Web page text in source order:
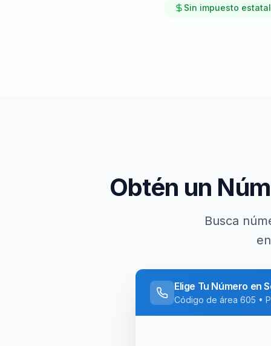
Sin impuesto
Obtén un
Busca
en
Elige Tu Número en
Código de área 605 •